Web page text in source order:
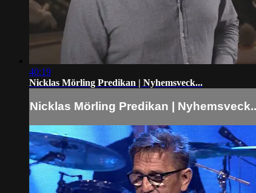
40:19
Nicklas Mörling Predikan | Nyhemsveck...
Nicklas Mörling Predikan |